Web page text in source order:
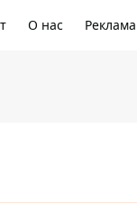
О нас Реклама